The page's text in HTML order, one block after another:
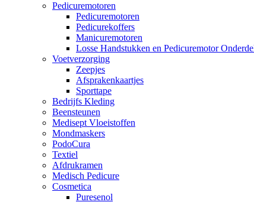
Pedicuremotoren
Pedicuremotoren
Pedicurekoffers
Manicuremotoren
Losse Handstukken en Pedicuremotor
Voetverzorging
Zeepjes
Afsprakenkaartjes
Sporttape
Bedrijfs Kleding
Beensteunen
Medisept Vloeistoffen
Mondmaskers
PodoCura
Textiel
Afdrukramen
Medisch Pedicure
Cosmetica
Puresenol